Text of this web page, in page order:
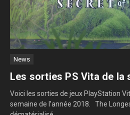
News
Les sorties PS Vita de la
Voici les sorties de jeux PlayStation
semaine de l’année 2018. The